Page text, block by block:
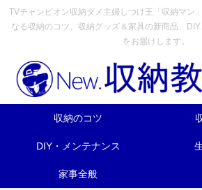
TVチャンピオン収納ダメ主婦しつけ王「収納マン
なる収納のコツ、収納グッズ＆家具の新商品、
をお届けします。
収納のコツ
DIY・メンテナンス
家事全般